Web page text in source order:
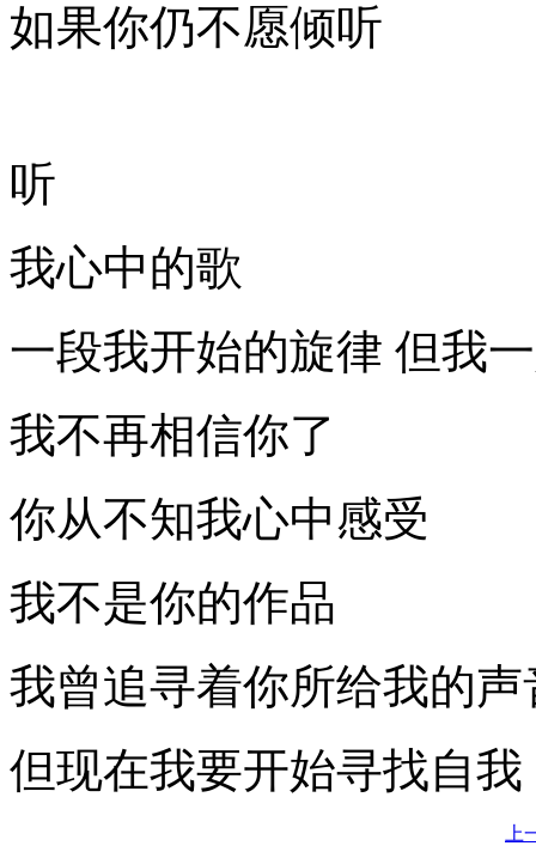
如果你仍不愿倾听
听
我心中的歌
一段我开始的旋律 但我
我不再相信你了
你从不知我心中感受
我不是你的作品
我曾追寻着你所给我的声
但现在我要开始寻找自我
上